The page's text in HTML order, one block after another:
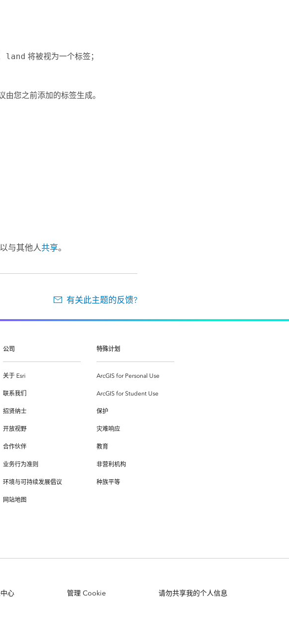
land 将被视为一个标签；
您之前添加的标签生成。
与其他人共享。
有关此主题的反馈?
公司
关于 Esri
联系我们
招贤纳士
开放视野
合作伙伴
业务行为准则
环境与可持续发展倡议
网站地图
特殊计划
ArcGIS for Personal Use
ArcGIS for Student Use
保护
灾难响应
教育
非营利机构
种族平等
心 管理 Cookie 请勿共享我的个人信息